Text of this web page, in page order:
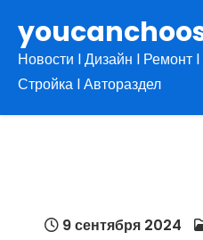
содержимому
Новости l Дизайн l Ремонт
Стройка l Автораздел
9 сентября 2024